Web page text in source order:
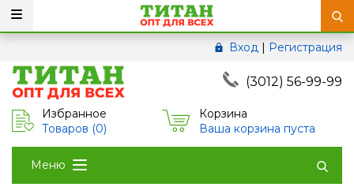
Вход | Регистрация
(3012) 56-99-99
Избранное
Товаров (0)
Корзина
Ваша корзина пуста
Меню